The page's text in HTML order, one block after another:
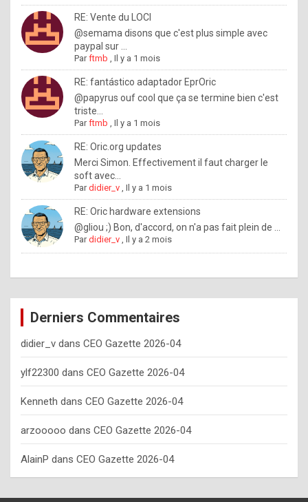
a
n
t
o
n
o
w
h
o
w
o
e
y
o
u
s
h
o
RE: Vente du LOCI
@semama disons que c'est plus simple avec
paypal sur ...
Parftmb ,Il y a 1 mois
RE: fantástico adaptador EprOric
@papyrus ouf cool que ça se termine bien c'est
triste...
Parftmb ,Il y a 1 mois
RE: Oric.org updates
Merci Simon. Effectivement il faut charger le
soft avec...
Pardidier_v ,Il y a 1 mois
RE: Oric hardware extensions
@gliou ;) Bon, d'accord, on n'a pas fait plein de ...
Pardidier_v ,Il y a 2 mois
Derniers Commentaires
didier_v dans CEO Gazette 2026-04
ylf22300 dans CEO Gazette 2026-04
Kenneth dans CEO Gazette 2026-04
arzooooo dans CEO Gazette 2026-04
AlainP dans CEO Gazette 2026-04